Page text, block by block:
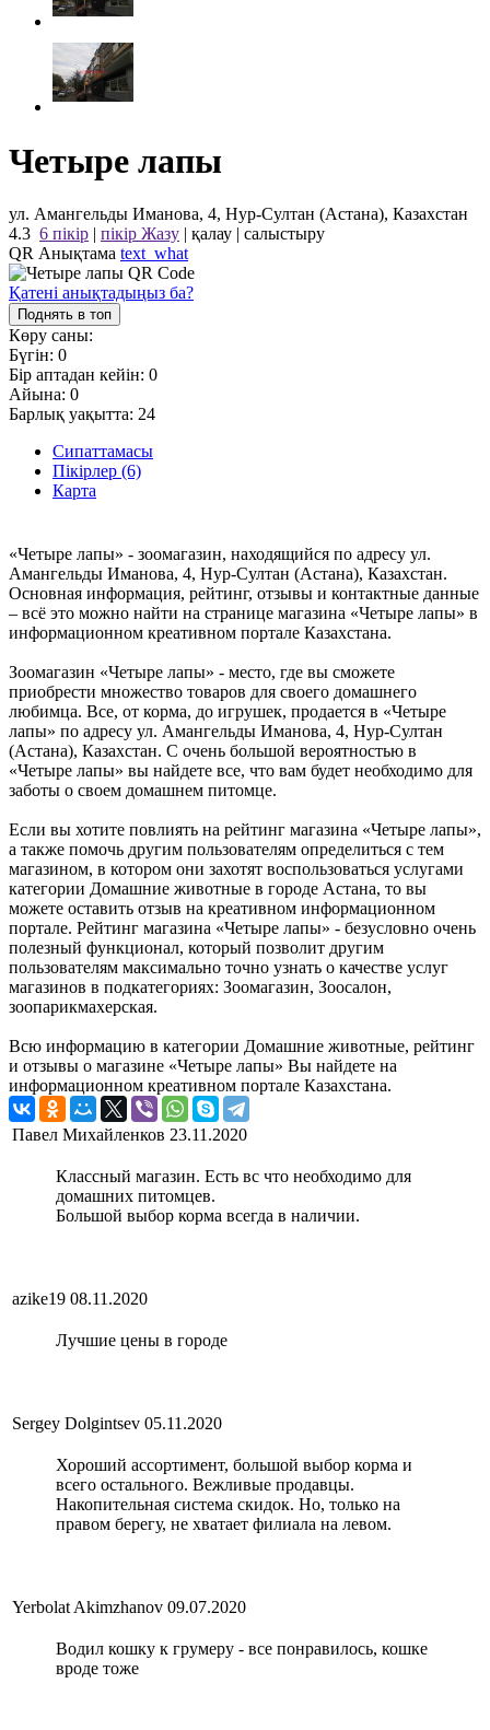
Четыре лапы
ул. Амангельды Иманова, 4, Нур-Султан (Астана), Казахстан
4.3 6 пікір | пікір Жазу | қалау | салыстыру
QR Анықтама text_what
Қатені анықтадыңыз ба?
Поднять в топ
Көру саны:
Бүгін: 0
Бір аптадан кейін: 0
Айына: 0
Барлық уақытта: 24
Сипаттамасы
Пікірлер (6)
Карта
«Четыре лапы» - зоомагазин, находящийся по адресу ул.
Амангельды Иманова, 4, Нур-Султан (Астана), Казахстан.
Основная информация, рейтинг, отзывы и контактные данные
– всё это можно найти на странице магазина «Четыре лапы» в
информационном креативном портале Казахстана.
Зоомагазин «Четыре лапы» - место, где вы сможете
приобрести множество товаров для своего домашнего
любимца. Все, от корма, до игрушек, продается в «Четыре
лапы» по адресу ул. Амангельды Иманова, 4, Нур-Султан
(Астана), Казахстан. С очень большой вероятностью в
«Четыре лапы» вы найдете все, что вам будет необходимо для
заботы о своем домашнем питомце.
Если вы хотите повлиять на рейтинг магазина «Четыре лапы»,
а также помочь другим пользователям определиться с тем
магазином, в котором они захотят воспользоваться услугами
категории Домашние животные в городе Астана, то вы
можете оставить отзыв на креативном информационном
портале. Рейтинг магазина «Четыре лапы» - безусловно очень
полезный функционал, который позволит другим
пользователям максимально точно узнать о качестве услуг
магазинов в подкатегориях: Зоомагазин, Зоосалон,
зоопарикмахерская.
Всю информацию в категории Домашние животные, рейтинг
и отзывы о магазине «Четыре лапы» Вы найдете на
информационном креативном портале Казахстана.
Павел Михайленков 23.11.2020
Классный магазин. Есть вс что необходимо для
домашних питомцев.
Большой выбор корма всегда в наличии.
azike19 08.11.2020
Лучшие цены в городе
Sergey Dolgintsev 05.11.2020
Хороший ассортимент, большой выбор корма и
всего остального. Вежливые продавцы.
Накопительная система скидок. Но, только на
правом берегу, не хватает филиала на левом.
Yerbolat Akimzhanov 09.07.2020
Водил кошку к грумеру - все понравилось, кошке
вроде тоже